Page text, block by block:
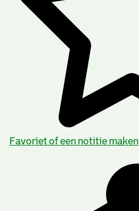
Favoriet of een notitie maken